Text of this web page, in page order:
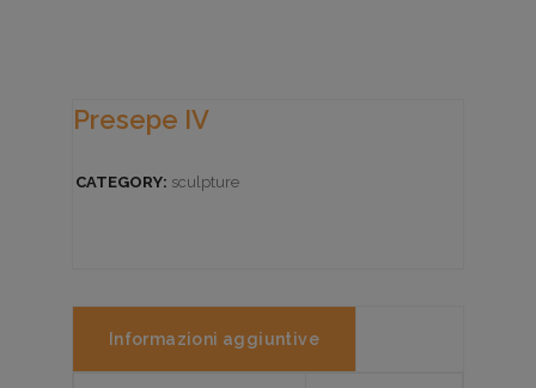
Presepe IV
CATEGORY: sculpture
Informazioni aggiuntive